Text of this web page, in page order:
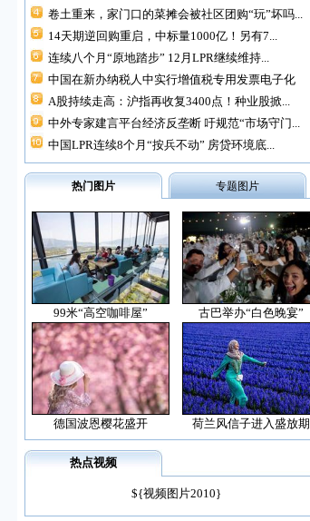
卷土重来，家门口的菜摊会被社区团购“玩”坏吗...
14天期逆回购重启，中标量1000亿！另有7...
连续八个月“原地踏步” 12月LPR继续维持...
中国在新办纳税人中实行增值税专用发票电子化
A股持续走高：沪指再收复3400点！种业股掀...
中外专家建言平台经济反垄断 吁规范“市场守门...
中国LPR连续8个月“按兵不动” 房贷环境底...
热门图片 专题图片
99米“高空咖啡屋” 古巴举办“白色晚宴”
德国波恩樱花盛开 荷兰风信子进入盛放期
热点视频
${视频图片2010}